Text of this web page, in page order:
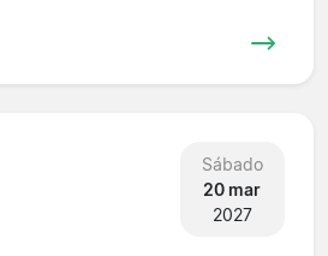
Sábado
20 mar
2027